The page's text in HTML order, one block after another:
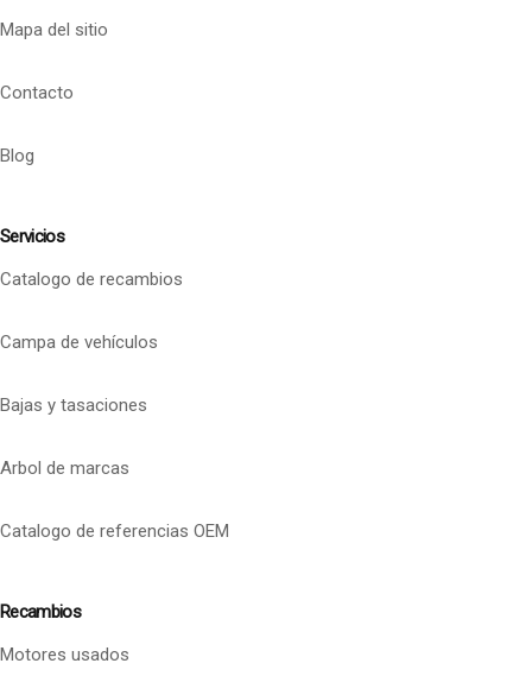
Mapa del sitio
Contacto
Blog
Servicios
Catalogo de recambios
Campa de vehículos
Bajas y tasaciones
Arbol de marcas
Catalogo de referencias OEM
Recambios
Motores usados